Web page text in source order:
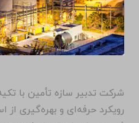
شرکت تدبیر سازه تأمین با
رویکرد حرفه‌ای و بهره‌گیری از